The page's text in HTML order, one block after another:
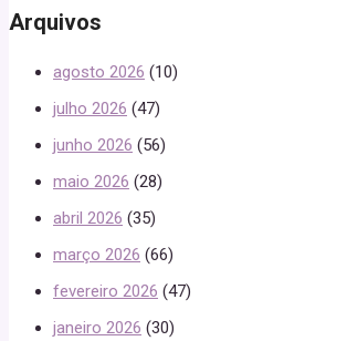
Arquivos
agosto 2026 (10)
julho 2026 (47)
junho 2026 (56)
maio 2026 (28)
abril 2026 (35)
março 2026 (66)
fevereiro 2026 (47)
janeiro 2026 (30)